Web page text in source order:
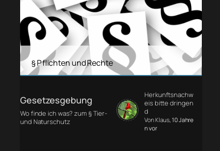
§ Pflichten und Rechte
Gesetzesgebung
Wo finde ich was? zum § Tier-
und Naturschutz
Herkunftsnachw
eis bitte dringen
d
Von Klaus, 10 Jahre
n vor